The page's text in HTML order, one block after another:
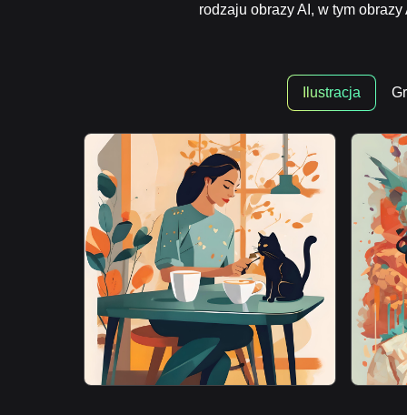
rodzaju obrazy AI, w tym
Ilustracja